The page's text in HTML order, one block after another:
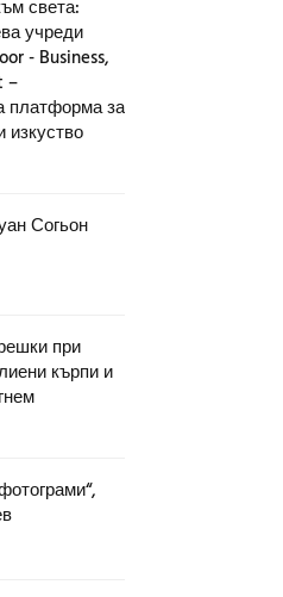
света:
учреди
- Business,
–
платформа за
изкуство
Согьон
при
кърпи и